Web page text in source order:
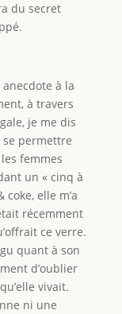
du secret
à la
à travers
je me dis
se permettre
femmes
un « cinq à
elle m’a
récemment
ce verre.
quant à son
d’oublier
vivait.
ni une